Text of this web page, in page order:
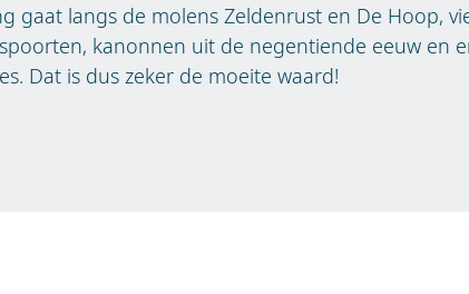
gaat langs de molens Zeldenrust en De Hoop,
kanonnen uit de negentiende eeuw en
Dat is dus zeker de moeite waard!